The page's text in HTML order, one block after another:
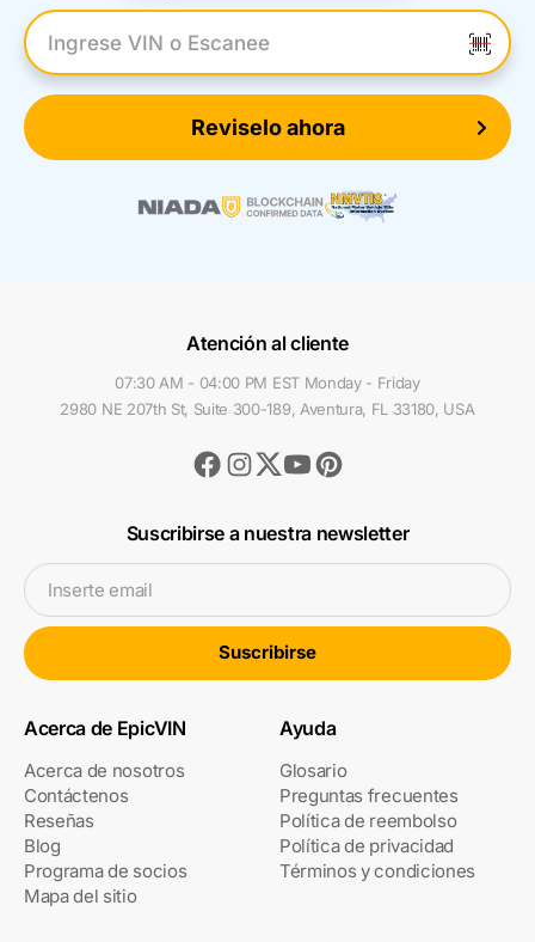
Introduzca el VIN
Reviselo ahora
Atención al cliente
07:30 AM - 04:00 PM EST Monday - Friday
2980 NE 207th St, Suite 300-189, Aventura, FL 33180, USA
Facebook
Instagram
TwitterYoutubePinterest
Suscribirse a nuestra newsletter
Inserte email
Suscribirse
Acerca de EpicVIN
Acerca de nosotros
Contáctenos
Reseñas
Blog
Programa de socios
Mapa del sitio
Ayuda
Glosario
Preguntas frecuentes
Política de reembolso
Política de privacidad
Términos y condiciones